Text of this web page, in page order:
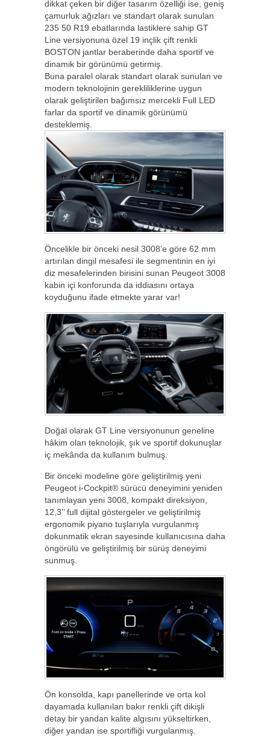
dikkat çeken bir diğer tasarım özelliği ise, geniş
çamurluk ağızları ve standart olarak sunulan
235 50 R19 ebatlarında lastiklere sahip GT
Line versiyonuna özel 19 inçlik çift renkli
BOSTON jantlar beraberinde daha sportif ve
dinamik bir görünümü getirmiş.
Buna paralel olarak standart olarak sunulan ve
modern teknolojinin gerekliliklerine uygun
olarak geliştirilen bağımsız mercekli Full LED
farlar da sportif ve dinamik görünümü
desteklemiş.
Öncelikle bir önceki nesil 3008’e göre 62 mm
artırılan dingil mesafesi ile segmentinin en iyi
diz mesafelerinden birisini sunan Peugeot 3008
kabin içi konforunda da iddiasını ortaya
koyduğunu ifade etmekte yarar var!
Doğal olarak GT Line versiyonunun geneline
hâkim olan teknolojik, şık ve sportif dokunuşlar
iç mekânda da kullanım bulmuş.
Bir önceki modeline göre geliştirilmiş yeni
Peugeot i-Cockpit® sürücü deneyimini yeniden
tanımlayan yeni 3008, kompakt direksiyon,
12,3’’ full dijital göstergeler ve geliştirilmiş
ergonomik piyano tuşlarıyla vurgulanmış
dokunmatik ekran sayesinde kullanıcısına daha
öngörülü ve geliştirilmiş bir sürüş deneyimi
sunmuş.
Ön konsolda, kapı panellerinde ve orta kol
dayamada kullanılan bakır renkli çift dikişli
detay bir yandan kalite algısını yükseltirken,
diğer yandan ise sportifliği vurgulanmış.